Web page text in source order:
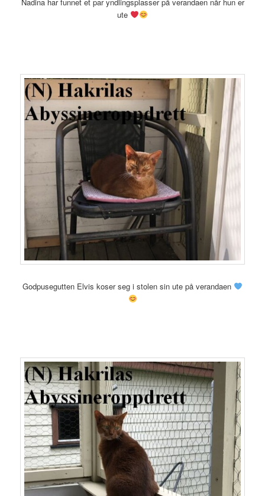
ute
Godpusegutten Elvis koser seg i stolen sin ute på verandaen